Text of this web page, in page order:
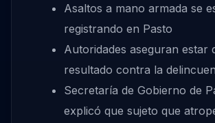
Asaltos a mano armada se
registrando en Pasto
Autoridades aseguran estar
resultado contra la
Secretaría de Gobierno de
explicó que sujeto que